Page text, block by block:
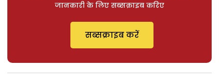
जानकारी के लिए सब्सक्राइब करिए
सब्सक्राइब करें